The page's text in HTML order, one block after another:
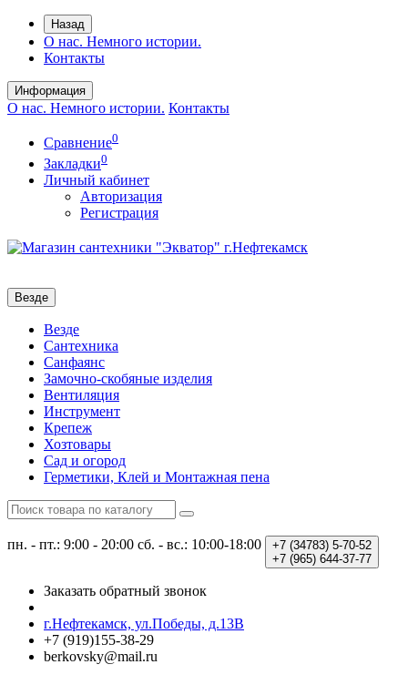
Назад
О нас. Немного истории.
Контакты
Информация
О нас. Немного истории. Контакты
Сравнение0
Закладки0
Личный кабинет
Авторизация
Регистрация
Везде
Везде
Сантехника
Санфаянс
Замочно-скобяные изделия
Вентиляция
Инструмент
Крепеж
Хозтовары
Сад и огород
Герметики, Клей и Монтажная пена
пн. - пт.: 9:00 - 20:00 сб. - вс.: 10:00-18:00 +7 (34783) 5-70-52
+7 (965) 644-37-77
Заказать обратный звонок
г.Нефтекамск, ул.Победы, д.13В
+7 (919)155-38-29
berkovsky@mail.ru